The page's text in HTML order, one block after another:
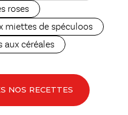
roses
miettes de spéculoos
aux céréales
NOS RECETTES